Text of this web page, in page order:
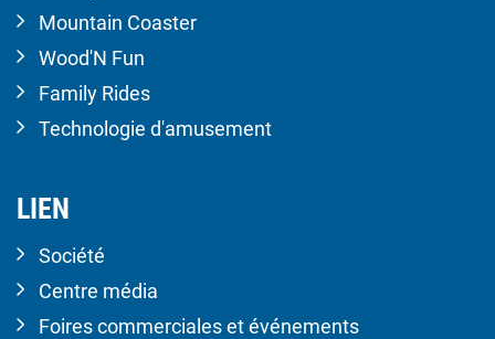
Mountain Coaster
Wood'N Fun
Family Rides
Technologie d'amusement
LIEN
Société
Centre média
Foires commerciales et événements